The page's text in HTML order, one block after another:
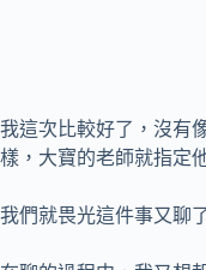
我這次比較好了，沒有
樣，大寶的老師就指定
我們就畏光這件事又聊